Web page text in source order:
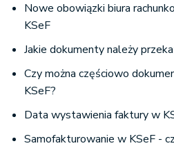
Nowe obowiązki biura
KSeF
Jakie dokumenty należy
Czy można częściowo
KSeF?
Data wystawienia faktury w
Samofakturowanie w KSeF -